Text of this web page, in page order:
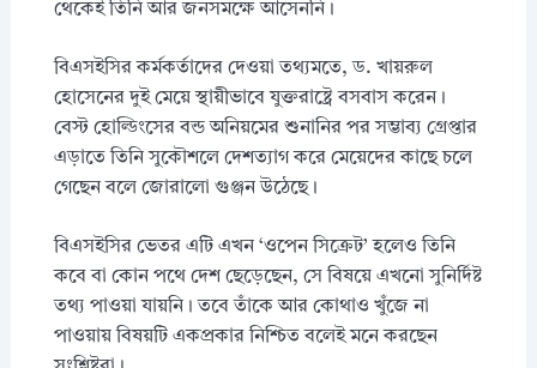
থেকেই তিনি আর জনসমক্ষে আসেননি।
বিএসইসির কর্মকর্তাদের দেওয়া তথ্যমতে, ড. খায়রুল
হোসেনের দুই মেয়ে স্থায়ীভাবে যুক্তরাষ্ট্রে বসবাস করেন।
বেস্ট হোল্ডিংসের বন্ড অনিয়মের শুনানির পর সম্ভাব্য গ্রেপ্তার
এড়াতে তিনি সুকৌশলে দেশত্যাগ করে মেয়েদের কাছে চলে
গেছেন বলে জোরালো গুঞ্জন উঠেছে।
বিএসইসির ভেতর এটি এখন ‘ওপেন সিক্রেট’ হলেও তিনি
কবে বা কোন পথে দেশ ছেড়েছেন, সে বিষয়ে এখনো সুনির্দিষ্ট
তথ্য পাওয়া যায়নি। তবে তাঁকে আর কোথাও খুঁজে না
পাওয়ায় বিষয়টি একপ্রকার নিশ্চিত বলেই মনে করছেন